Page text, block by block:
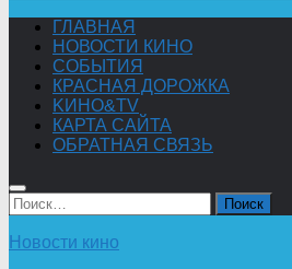
ГЛАВНАЯ
НОВОСТИ КИНО
СОБЫТИЯ
КРАСНАЯ ДОРОЖКА
KИНО&TV
КАРТА САЙТА
ОБРАТНАЯ СВЯЗЬ
Найти:
Новости кино